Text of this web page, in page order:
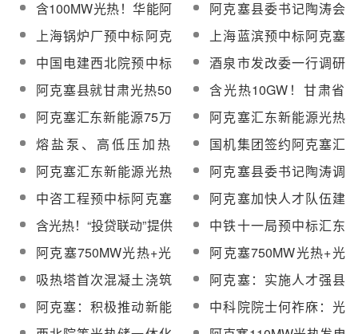
作
直接空冷凝汽器设备
汽轮发电机及附属设备
含100MW光热！华能阿
克塞70万千瓦光热+示
范项目可研编制招标
阿克塞县委书记陶涛会
见中国能建西北区域总
经理陈刚
上海锅炉厂预中标阿克
塞光热+光伏试点项目蒸
汽发生器设备
上海蓝滨预中标阿克塞
光热+光伏试点项目储罐
成套设备供货及安装
中国电建西北院预中标
华能阿克塞70万千瓦光
热+示范项目可研编制
酒泉市发改委一行调研
阿克塞县重点项目建设
情况
阿克塞县就甘肃光热50
兆瓦项目开展精准纾困
对接工作
含光热10GW！甘肃省
阿克塞县千万千瓦级可
再生能源基地多能互补
规划环评通过审查
阿克塞汇东新能源75万
千瓦光热+示范项目推进
会召开
阿克塞汇东新能源光热
+光伏试点项目工程监理
公开招标
熔盐泵、高低压加热
器、真空泵等十余项设
备启动招标！阿克塞汇
东新能源光热光伏试点
项目集中采购！
国机集团签约阿克塞汇
东新能源光热+光伏试点
项目储热系统总承包
阿克塞汇东新能源光热
+光伏试点项目全过程造
价咨询公开招标
阿克塞县委书记陶涛调
研部分新能源项目和矿
山企业
中咨工程预中标阿克塞
汇东新能源光热+光伏试
点项目工程监理服务
阿克塞加快人才队伍建
设，为新能源产业发展
提供智力支撑
含光热！“投贷联动”提供
中长期融资，支持国开
行超百亿元基础设施基
金在疆投放完毕
中铁十一局预中标汇东
新能源光热+光伏试点项
目光热发电建筑工程等
施工项目
阿克塞750MW光热+光
伏试点项目正全力推进
建设 | 附现场图
阿克塞750MW光热+光
伏试点项目进入收尾阶
段
吸热塔首次混凝土浇筑
完成！阿克塞110MW光
热发电项目最新进展
阿克塞：实施人才强县
战略，助推经济社会高
质量发展
阿克塞：积极推动新能
源项目！聚焦五维度，
中科院院士何祚庥：光
热储能电站转换效率